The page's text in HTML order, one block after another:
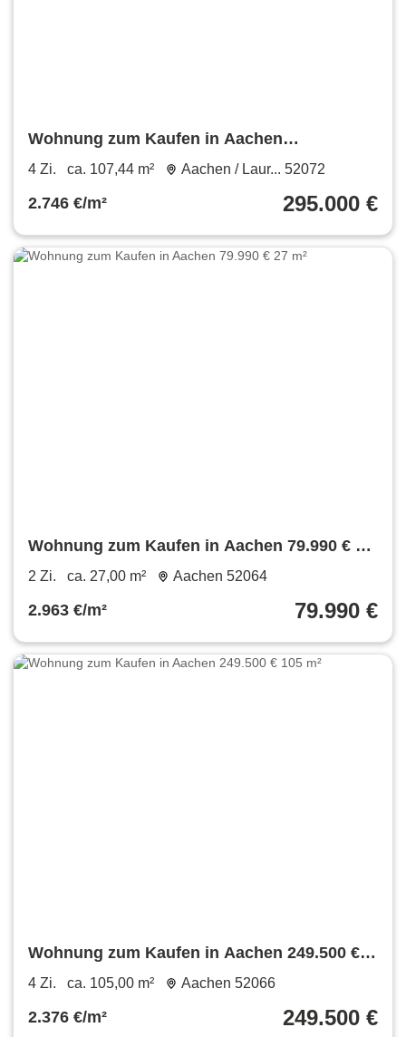
Wohnung zum Kaufen in Aachen
Laurensberg 295.000 € 107.44 m²
4 Zi. ca. 107,44 m² Aachen / Laur... 52072
2.746 €/m² 295.000 €
Wohnung zum Kaufen in Aachen 79.990 € 27
m²
2 Zi. ca. 27,00 m² Aachen 52064
2.963 €/m² 79.990 €
Wohnung zum Kaufen in Aachen 249.500 €
105 m²
4 Zi. ca. 105,00 m² Aachen 52066
2.376 €/m² 249.500 €